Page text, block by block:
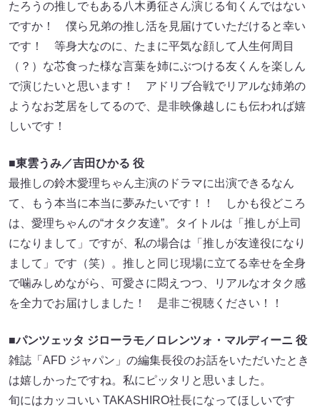
たろうの推しでもある⼋⽊勇征さん演じる旬くんではない
ですか！ 僕ら兄弟の推し活を⾒届けていただけると幸い
です！ 等⾝⼤なのに、たまに平気な顔して⼈⽣何周⽬
（？）な芯⾷った様な⾔葉を姉にぶつける友くんを楽しん
で演じたいと思います！ アドリブ合戦でリアルな姉弟の
ようなお芝居をしてるので、是⾮映像越しにも伝われば嬉
しいです！
■東雲うみ／吉⽥ひかる 役
最推しの鈴⽊愛理ちゃん主演のドラマに出演できるなん
て、もう本当に本当に夢みたいです！！ しかも役どころ
は、愛理ちゃんの“オタク友達”。タイトルは「推しが上司
になりまして」ですが、私の場合は「推しが友達役になり
まして」です（笑）。推しと同じ現場に⽴てる幸せを全⾝
で噛みしめながら、可愛さに悶えつつ、リアルなオタク感
を全⼒でお届けしました！ 是⾮ご視聴ください！！
■パンツェッタ ジローラモ／ロレンツォ・マルディーニ 役
雑誌「AFD ジャパン」の編集⻑役のお話をいただいたとき
は嬉しかったですね。私にピッタリと思いました。
旬にはカッコいい TAKASHIRO社⻑になってほしいです